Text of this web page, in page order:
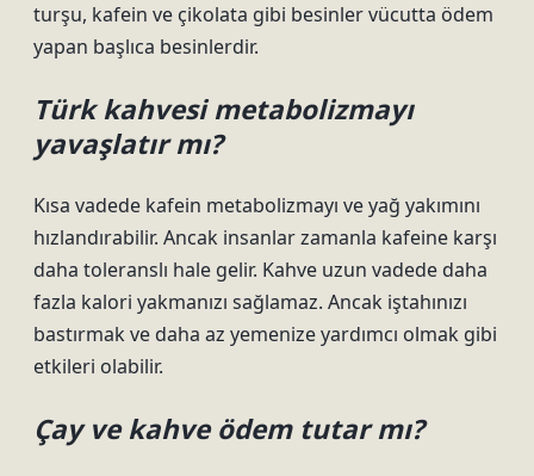
turşu, kafein ve çikolata gibi besinler vücutta ödem
yapan başlıca besinlerdir.
Türk kahvesi metabolizmayı
yavaşlatır mı?
Kısa vadede kafein metabolizmayı ve yağ yakımını
hızlandırabilir. Ancak insanlar zamanla kafeine karşı
daha toleranslı hale gelir. Kahve uzun vadede daha
fazla kalori yakmanızı sağlamaz. Ancak iştahınızı
bastırmak ve daha az yemenize yardımcı olmak gibi
etkileri olabilir.
Çay ve kahve ödem tutar mı?